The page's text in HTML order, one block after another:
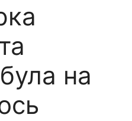
на